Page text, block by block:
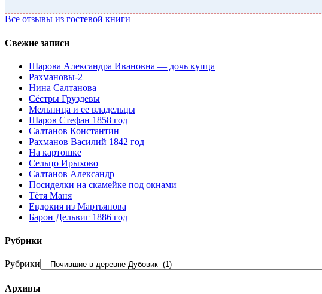
Все отзывы из гостевой книги
Свежие записи
Шарова Александра Ивановна — дочь купца
Рахмановы-2
Нина Салтанова
Сёстры Груздевы
Мельница и ее владельцы
Шаров Стефан 1858 год
Салтанов Константин
Рахманов Василий 1842 год
На картошке
Сельцо Ирыхово
Салтанов Александр
Посиделки на скамейке под окнами
Тётя Маня
Евдокия из Мартьянова
Барон Дельвиг 1886 год
Рубрики
Рубрики
Архивы